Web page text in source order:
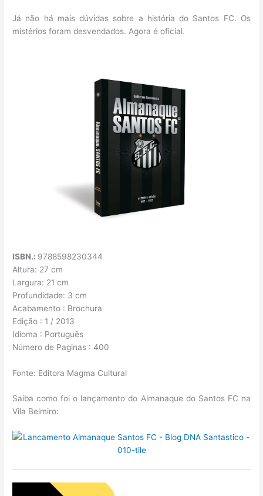
Já não há mais dúvidas sobre a história do Santos FC. Os
mistérios foram desvendados. Agora é oficial.
ISBN.: 9788598230344
Altura: 27 cm
Largura: 21 cm
Profundidade: 3 cm
Acabamento : Brochura
Edição : 1 / 2013
Idioma : Português
Número de Paginas : 400
Fonte: Editora Magma Cultural
Saiba como foi o lançamento do Almanaque do Santos FC na
Vila Belmiro: